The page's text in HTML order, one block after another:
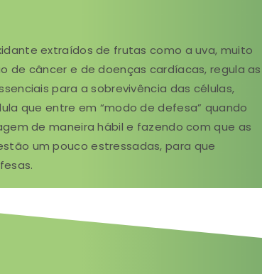
extraídos de frutas como a uva, muito
de câncer e de doenças cardíacas, regula as
para a sobrevivência das células,
que entre em “modo de defesa” quando
de maneira hábil e fazendo com que as
um pouco estressadas, para que